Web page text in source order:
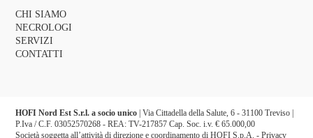
CHI SIAMO
NECROLOGI
SERVIZI
CONTATTI
HOFI Nord Est S.r.l. a socio unico | Via Cittadella della Salute, 6 - 31100 Treviso |
P.Iva / C.F. 03052570268 - REA: TV-217857 Cap. Soc. i.v. € 65.000,00
Società soggetta all’attività di direzione e coordinamento di HOFI S.p.A. -Privacy